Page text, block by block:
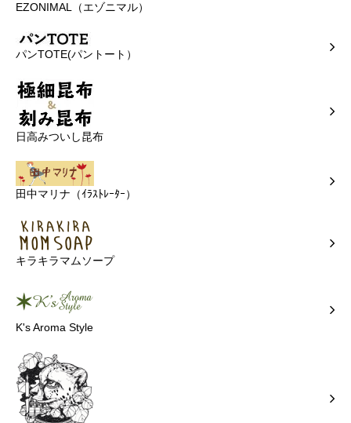
EZONIMAL（エゾニマル）
パンTOTE(パントート）
日高みついし昆布
田中マリナ（ｲﾗｽﾄﾚｰﾀｰ）
キラキラマムソープ
K's Aroma Style